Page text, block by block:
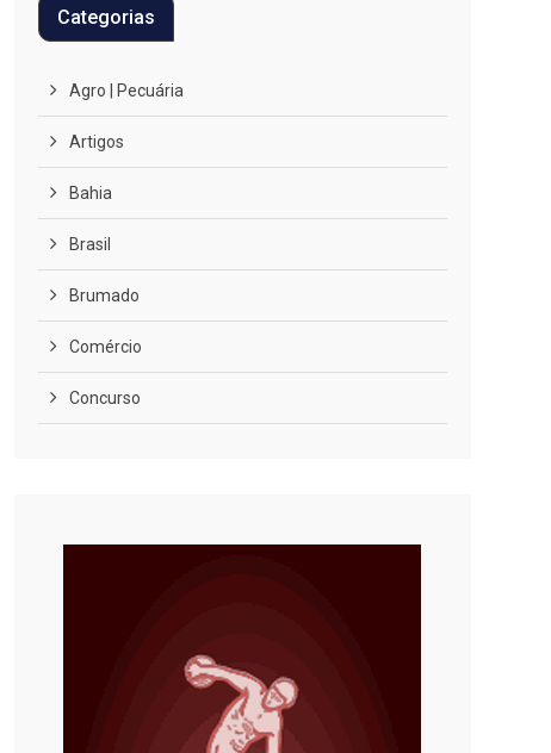
Categorias
Agro | Pecuária
Artigos
Bahia
Brasil
Brumado
Comércio
Concurso